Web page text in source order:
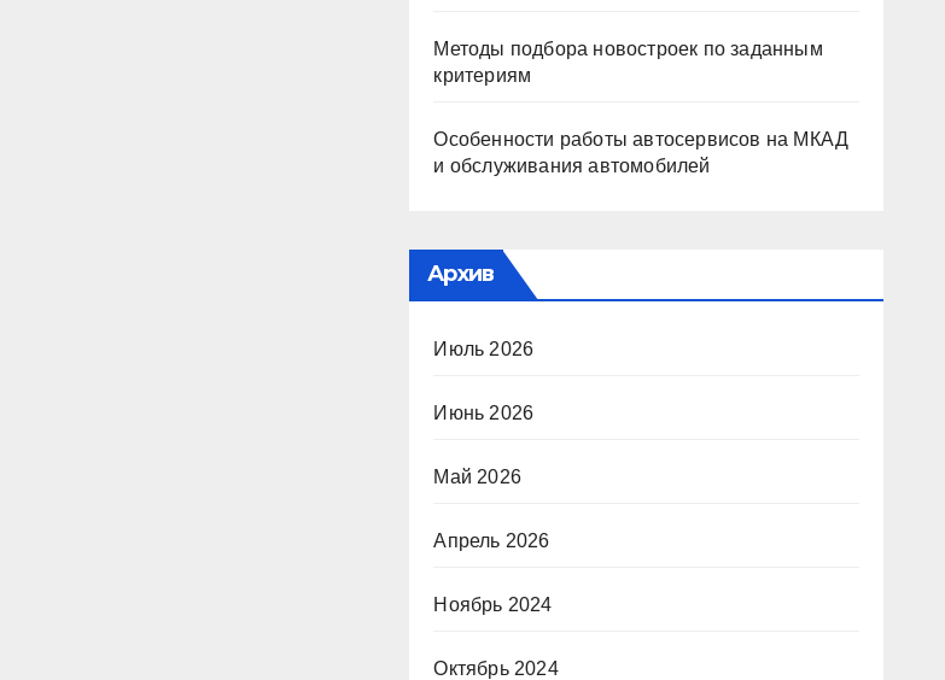
Методы подбора новостроек по заданным
критериям
Особенности работы автосервисов на МКАД
и обслуживания автомобилей
Архив
Июль 2026
Июнь 2026
Май 2026
Апрель 2026
Ноябрь 2024
Октябрь 2024